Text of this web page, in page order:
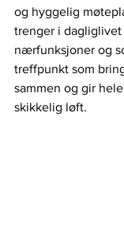
og hyggelig
trenger i
nærfunksjoner og
treffpunkt som
sammen og gir
skikkelig løft.